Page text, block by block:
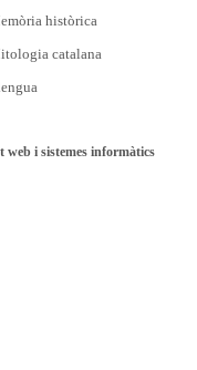
històrica
catalana
i sistemes informàtics